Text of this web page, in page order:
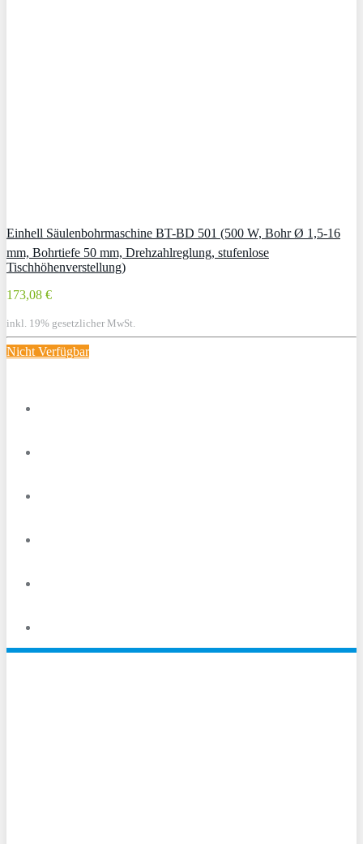
Einhell Säulenbohrmaschine BT-BD 501 (500 W, Bohr Ø 1,5-16
mm, Bohrtiefe 50 mm, Drehzahlreglung, stufenlose
Tischhöhenverstellung)
173,08 €
inkl. 19% gesetzlicher MwSt.
Nicht Verfügbar